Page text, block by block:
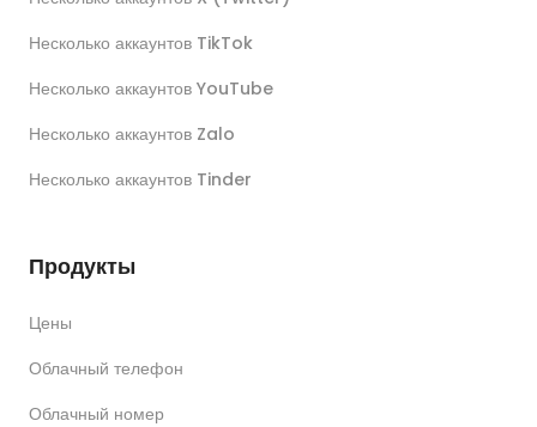
Несколько аккаунтов TikTok
Несколько аккаунтов YouTube
Несколько аккаунтов Zalo
Несколько аккаунтов Tinder
Продукты
Цены
Облачный телефон
Облачный номер